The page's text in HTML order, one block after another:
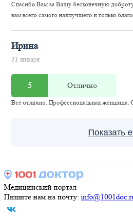
Спасибо Вам за Вашу бесконечную
вам всего самого наилучшего и только
Ирина
31 января
5 Отлично
Всё отлично. Профессиональная женщина.
Показать
Медицинский портал
Пишите нам на почту: